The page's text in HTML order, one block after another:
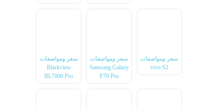
سعر ومواصفات
vivo S2
سعر ومواصفات
Samsung Galaxy
F70 Pro
سعر ومواصفات
Blackview
BL7000 Pro